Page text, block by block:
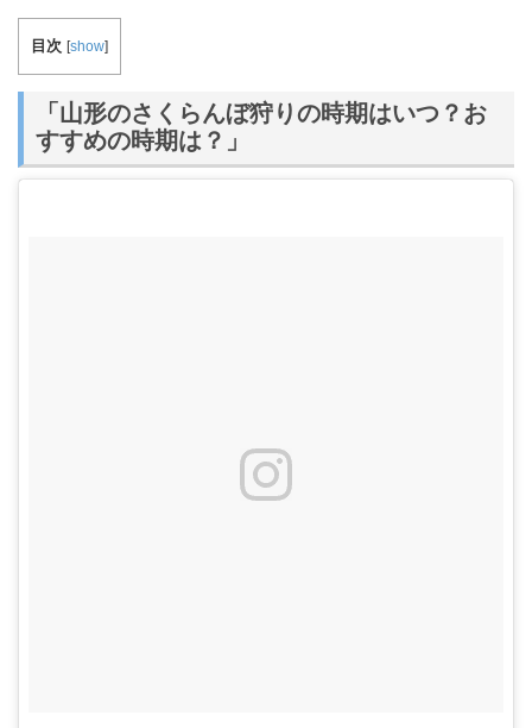
目次 [show]
「山形のさくらんぼ狩りの時期はいつ？お
すすめの時期は？」